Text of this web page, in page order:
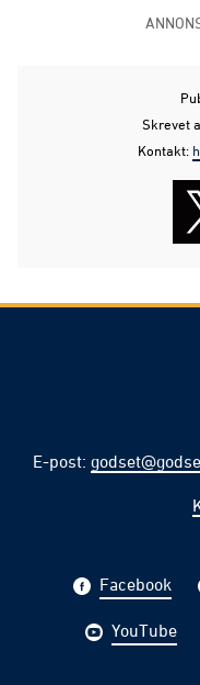
Skrevet
Kontakt:
E-post:
Facebook
YouTube